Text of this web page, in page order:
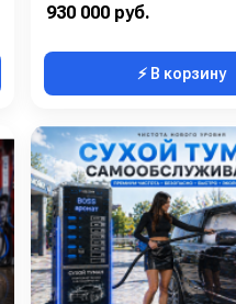
930 000 руб.
⚡ В корзину